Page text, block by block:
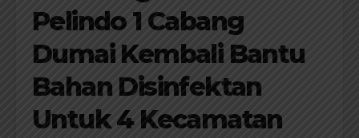
Pelindo 1 Cabang
Dumai Kembali Bantu
Bahan Disinfektan
Untuk 4 Kecamatan